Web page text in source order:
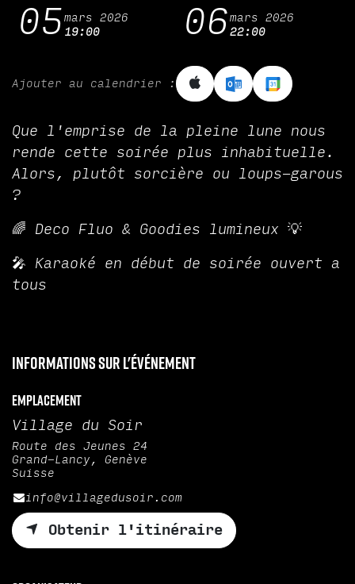
05mars 2026
19:00
06mars 2026
22:00
Ajouter au calendrier :
Que l'emprise de la pleine lune nous
rende cette soirée plus inhabituelle.
Alors, plutôt sorcière ou loups-garous
?
🌈 Deco Fluo & Goodies lumineux 💡
🎤 Karaoké en début de soirée ouvert a
tous
Informations sur l'événement
Emplacement
Village du Soir
Route des Jeunes 24
Grand-Lancy, Genève
Suisse
info@villagedusoir.com
Obtenir l'itinéraire